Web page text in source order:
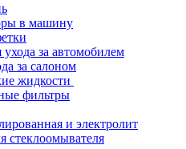
в машину
ухода за автомобилем
за салоном
жидкости
фильтры
и электролит
стеклоомывателя